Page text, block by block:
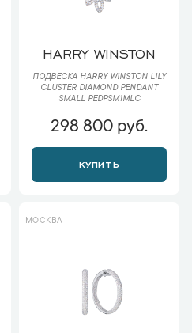
HARRY WINSTON
ПОДВЕСКА HARRY WINSTON LILY
CLUSTER DIAMOND PENDANT
SMALL PEDPSM1MLC
298 800 руб.
КУПИТЬ
МОСКВА